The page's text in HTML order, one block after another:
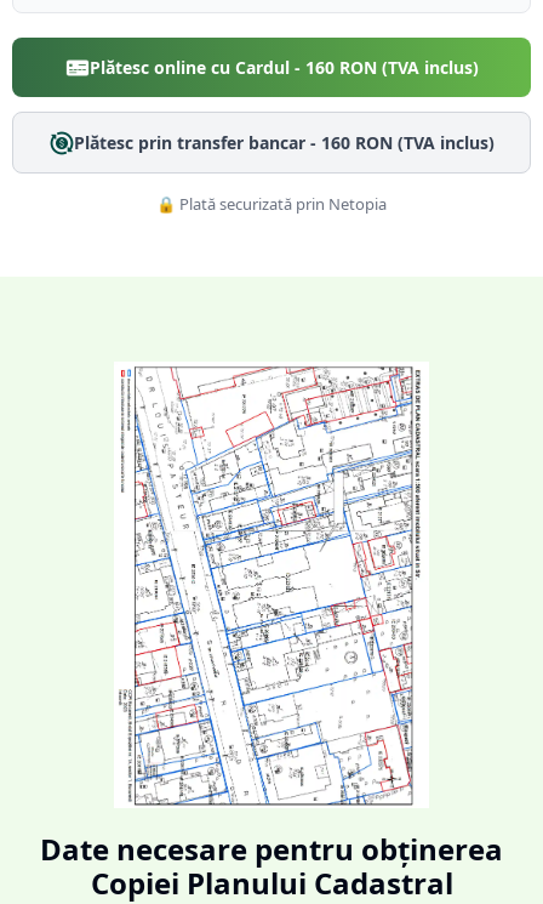
Plătesc online cu Cardul - 160RON (TVA inclus)
Plătesc prin transfer bancar - 160RON (TVA inclus)
🔒 Plată securizată prin Netopia
Date necesare pentru obținerea
Copiei Planului Cadastral